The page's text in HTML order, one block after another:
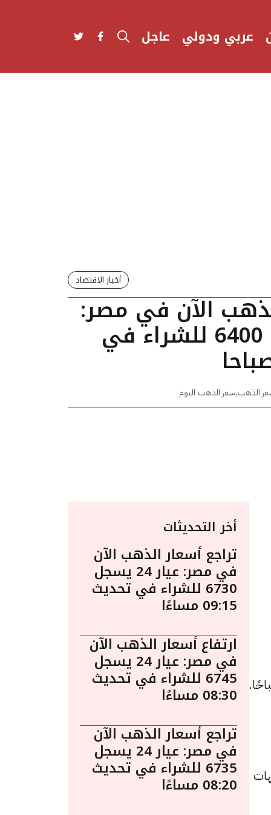
عربي ودولي عاجل
أخبار الاقتصاد
الآن في مصر:
عيار 24 يسجل 6400 للشراء في
الذهب,سعر الذهب اليوم
اليوم في مصر الأربعاء 10 ديسمبر الساعة 10:40 صباحًا.
للشراء، بعد انخفاضًا بقيمة 5 جنيهات
أخر التحديثات
تراجع أسعار الذهب الآن
في مصر: عيار 24 يسجل
6730 للشراء في تحديث
09:15 مساءًا
ارتفاع أسعار الذهب الآن
في مصر: عيار 24 يسجل
6745 للشراء في تحديث
08:30 مساءًا
تراجع أسعار الذهب الآن
في مصر: عيار 24 يسجل
6735 للشراء في تحديث
08:20 مساءًا